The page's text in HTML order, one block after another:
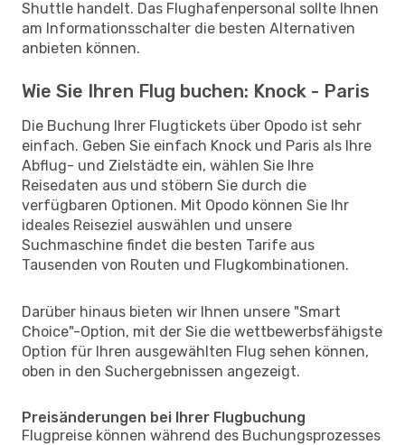
Shuttle handelt. Das Flughafenpersonal sollte Ihnen
am Informationsschalter die besten Alternativen
anbieten können.
Wie Sie Ihren Flug buchen: Knock - Paris
Die Buchung Ihrer Flugtickets über Opodo ist sehr
einfach. Geben Sie einfach Knock und Paris als Ihre
Abflug- und Zielstädte ein, wählen Sie Ihre
Reisedaten aus und stöbern Sie durch die
verfügbaren Optionen. Mit Opodo können Sie Ihr
ideales Reiseziel auswählen und unsere
Suchmaschine findet die besten Tarife aus
Tausenden von Routen und Flugkombinationen.
Darüber hinaus bieten wir Ihnen unsere "Smart
Choice"-Option, mit der Sie die wettbewerbsfähigste
Option für Ihren ausgewählten Flug sehen können,
oben in den Suchergebnissen angezeigt.
Preisänderungen bei Ihrer Flugbuchung
Flugpreise können während des Buchungsprozesses